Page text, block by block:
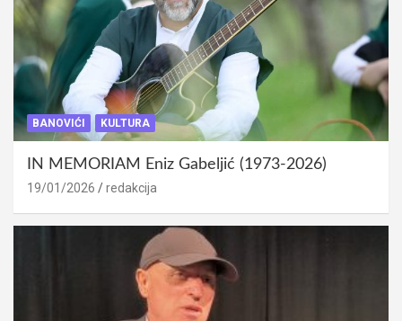
BANOVIĆI KULTURA
IN MEMORIAM Eniz Gabeljić (1973-2026)
19/01/2026 redakcija